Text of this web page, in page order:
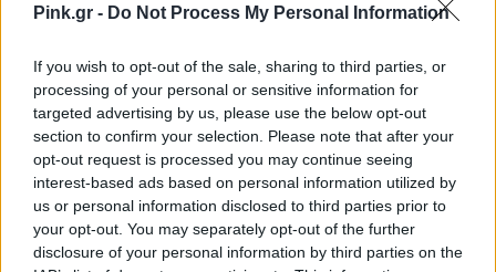
Pink.gr - Do Not Process My Personal Information
If you wish to opt-out of the sale, sharing to third parties, or
processing of your personal or sensitive information for
targeted advertising by us, please use the below opt-out
section to confirm your selection. Please note that after your
opt-out request is processed you may continue seeing
interest-based ads based on personal information utilized by
us or personal information disclosed to third parties prior to
your opt-out. You may separately opt-out of the further
disclosure of your personal information by third parties on the